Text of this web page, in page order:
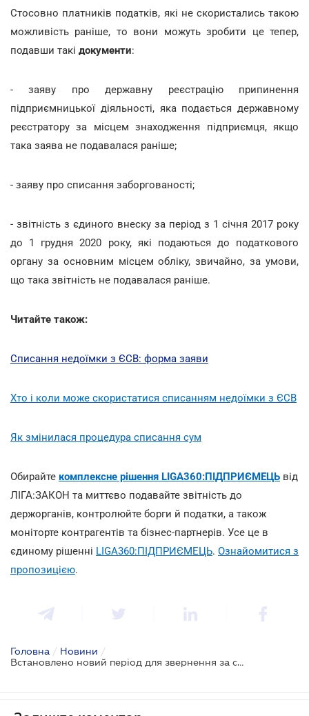
Стосовно платників податків, які не скористались такою
можливість раніше, то вони можуть зробити це тепер,
подавши такі документи:
- заяву про державну реєстрацію припинення
підприємницької діяльності, яка подається державному
реєстратору за місцем знаходження підприємця, якщо
така заява не подавалася раніше;
- заяву про списання заборгованості;
- звітність з єдиного внеску за період з 1 січня 2017 року
до 1 грудня 2020 року, які подаються до податкового
органу за основним місцем обліку, звичайно, за умови,
що така звітність не подавалася раніше.
Читайте також:
Списання недоїмки з ЄСВ: форма заяви
Хто і коли може скористатися списанням недоїмки з ЄСВ
Як змінилася процедура списання сум
Обирайте комплексне рішення LIGA360:ПІДПРИЄМЕЦЬ від
ЛІГА:ЗАКОН та миттєво подавайте звітність до
держорганів, контролюйте борги й податки, а також
моніторте контрагентів та бізнес-партнерів. Усе це в
єдиному рішенні LIGA360:ПІДПРИЄМЕЦЬ. Ознайомитися з
пропозицією.
Головна / Новини /
Встановлено новий період для звернення за списанням ЄСВ-боргів зі «сплячих» підприємців